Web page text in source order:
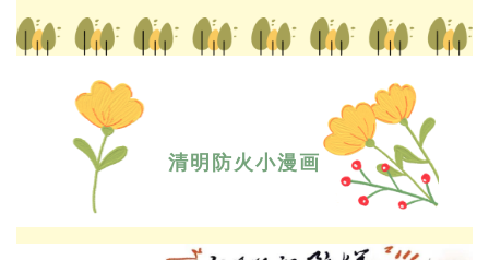
清明防火小漫画